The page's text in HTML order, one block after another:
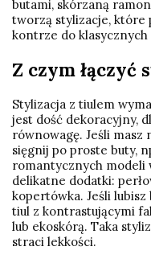
butami, skórzaną
tworzą stylizacje, które
kontrze do klasycznych
Z czym
Stylizacja z tiulem
jest dość dekoracyjny,
równowagę. Jeśli masz
sięgnij po proste buty,
romantycznych modeli
delikatne dodatki:
kopertówka. Jeśli lubisz
tiul z kontrastującymi
lub ekoskórą. Taka
straci lekkości.